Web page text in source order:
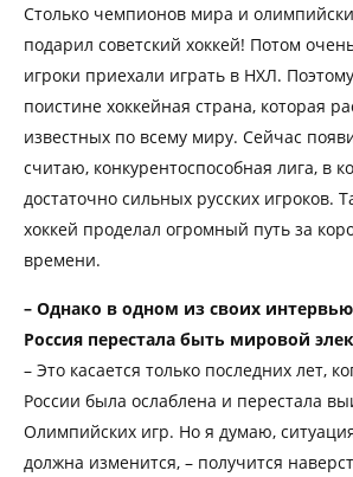
Столько чемпионов мира и
подарил советский хоккей! Потом
игроки приехали играть в НХЛ.
поистине хоккейная страна, которая
известных по всему миру. Сейчас
считаю, конкурентоспособная лига, в
достаточно сильных русских игроков.
хоккей проделал огромный путь за
времени.
– Однако в одном из своих
Россия перестала быть мировой
– Это касается только последних лет,
России была ослаблена и перестала
Олимпийских игр. Но я думаю,
должна изменится, – получится